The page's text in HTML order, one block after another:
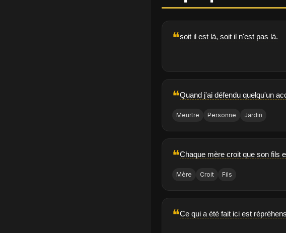
❝soit il est là, soit il n'est pas là.
❝Quand j'ai défendu quelqu'un
Meurtre Personne Jardin
❝Chaque mère croit que son fils
Mère Croit Fils
❝Ce qui a été fait ici est